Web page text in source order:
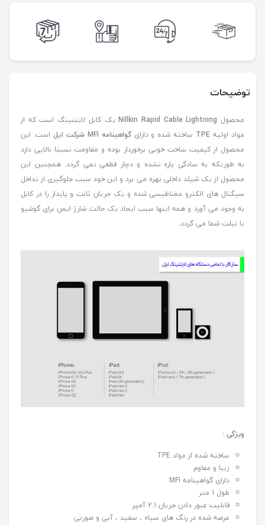
توضیحات
محصول Nillkin Rapid Cable Lightning یک کابل لایتنینگ است که از
مواد اولیه TPE ساخته شده و دارایگواهینامه MFI شرکت اپل
است. این
محصول از کیفیت ساخت خوبی برخوردار بوده و مقاومت نسبتا بالایی دارد
به طوریکه به سادگی پاره نشده و دچار قطعی نمی گردد. همچنین این
محصول از یک شیلد داخلی بهره می برد و این خود سبب جلوگیری از تداخل
سیگنال های الکترو مغناطیسی شده و یک جریان ثابت و پایدار را در کابل
به وجود می آورد و همه اینها سبب ایجاد یک حالت شارژ ایمن برای گوشیو
یا تبلت شما می گردد.
ویژگی :
ساخته شده از مواد TPE
زیبا و مقاوم
دارای گواهینامه MFI
طول 1 متر
قابلیت عبور دادن جریان 2.1 آمپر
عرضه شده در رنگ های سیاه ، سفید ، آبی و صورتی